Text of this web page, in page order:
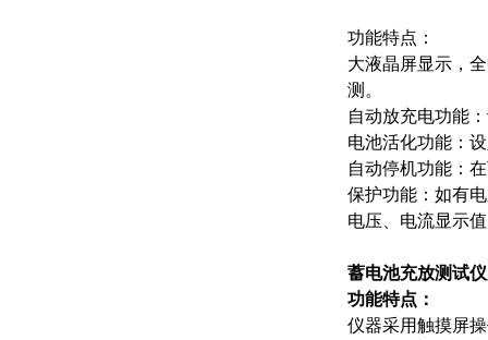
功能特点：
大液晶屏显示，
测。
自动放充电功能
电池活化功能：
自动停机功能：
保护功能：如有
电压、电流显示
蓄电池充放测试
功能特点：
仪器采用触摸屏